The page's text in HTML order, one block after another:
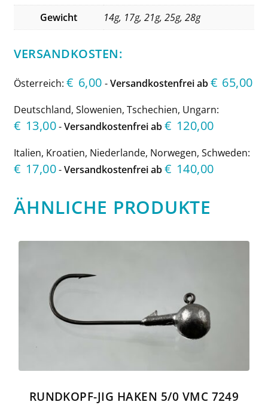
Gewicht
14g, 17g, 21g, 25g, 28g
VERSANDKOSTEN:
Österreich: € 6,00 -Versandkostenfrei ab € 65,00
Deutschland, Slowenien, Tschechien, Ungarn:
€ 13,00-Versandkostenfrei ab€ 120,00
Italien, Kroatien, Niederlande, Norwegen, Schweden:
€ 17,00-Versandkostenfrei ab€ 140,00
ÄHNLICHE PRODUKTE
RUNDKOPF-JIG HAKEN 5/0 VMC 7249
Dieses
mehrere
Varianten
gewählt
werden